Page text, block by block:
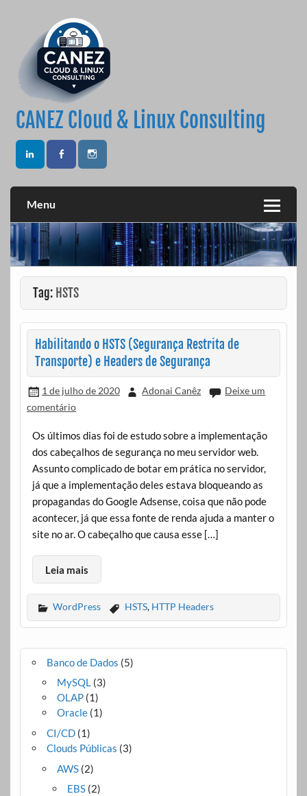
CANEZ Cloud & Linux Consulting
Menu
Tag: HSTS
Habilitando o HSTS (Segurança Restrita de
Transporte) e Headers de Segurança
1 de julho de 2020 Adonai Canêz
Deixe um
comentário
Os últimos dias foi de estudo sobre a implementação
dos cabeçalhos de segurança no meu servidor web.
Assunto complicado de botar em prática no servidor,
já que a implementação deles estava bloqueando as
propagandas do Google Adsense, coisa que não pode
acontecer, já que essa fonte de renda ajuda a manter o
site no ar. O cabeçalho que causa esse […]
Leia mais
WordPress HSTS, HTTP Headers
Banco de Dados (5)
MySQL(3)
OLAP(1)
Oracle(1)
CI/CD(1)
Clouds Públicas (3)
AWS(2)
EBS (2)